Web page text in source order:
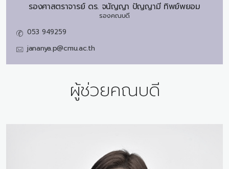
รองศาสตราจารย์ ดร. จนัญญา ปัญญามี ทิพย์พยอม
รองคณบดี
053 949259
jananya.p@cmu.ac.th
ผู้ช่วยคณบดี